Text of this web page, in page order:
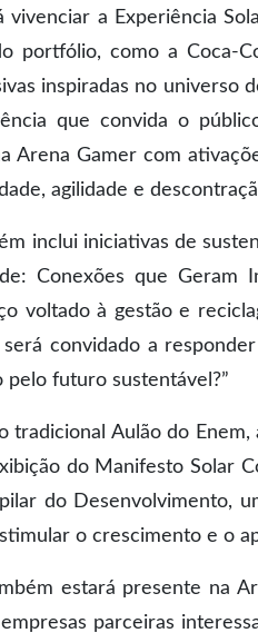
a Experiência
portfólio, como a Coca-
inspiradas no universo
que convida o
Arena Gamer com
agilidade e
inclui iniciativas de
Conexões que Geram
voltado à gestão e
convidado a
futuro sustentável?”
tradicional Aulão do
do Manifesto Solar
do Desenvolvimento,
o crescimento e o
estará presente na
parceiras